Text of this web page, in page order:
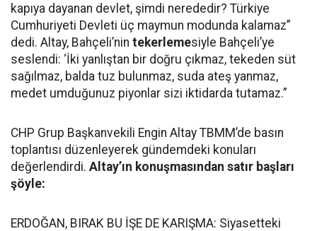
kapıya dayanan devlet, şimdi nerededir? Türkiye
Cumhuriyeti Devleti üç maymun modunda kalamaz”
dedi. Altay, Bahçeli’nin tekerlemesiyle Bahçeli’ye
seslendi: ‘İki yanlıştan bir doğru çıkmaz, tekeden süt
sağılmaz, balda tuz bulunmaz, suda ateş yanmaz,
medet umduğunuz piyonlar sizi iktidarda tutamaz.”
CHP Grup Başkanvekili Engin Altay TBMM’de basın
toplantısı düzenleyerek gündemdeki konuları
değerlendirdi. Altay’ın konuşmasından satır başları
şöyle:
ERDOĞAN, BIRAK BU İŞE DE KARIŞMA: Siyasetteki